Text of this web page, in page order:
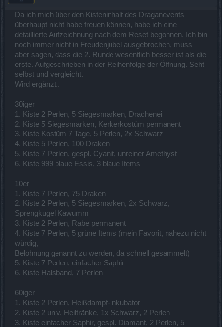
Da ich mich über den Kisteninhalt des Draganevents
überhaupt nicht habe freuen können, habe ich eine
detaillierte Aufzeichnung nach dem Reset begonnen. Ich bin
noch immer nicht in Freudenjubel ausgebrochen, muss
aber sagen, dass die 2. Runde wesentlich besser ist als die
erste. Aufgeschrieben in der Reihenfolge der Öffnung. Seht
selbst und vergleicht.
Wird ergänzt..
30iger
1. Kiste 2 Perlen, 5 Siegesmarken, Drachenei
2. Kiste 5 Siegesmarken, Kerkerkostüm permanent
3. Kiste Kostüm 7 Tage, 5 Perlen, 2x Schwarz
4. Kiste 5 Perlen, 100 Draken
5. Kiste 7 Perlen, gespl. Cyanit, unreiner Amethyst
6. Kiste 999 blaue Essis, 3 blaue Items
10er
1. Kiste 7 Perlen, 75 Draken
2. Kiste 2 Perlen, 5 Siegesmarken, 2x Schwarz,
Sprengkugel Kawumm
3. Kiste 2 Perlen, Rabe permanent
4. Kiste 7 Perlen, 5 grüne Items (mein Favorit, nahezu nicht
würdig,
Belohnung genannt zu werden, da schnell gesammelt)
5. Kiste 7 Perlen, einfacher Saphir
6. Kiste Halsband, 7 Perlen
60iger
1. Kiste 2 Perlen, Heißdampf-Inkubator
2. Kiste 2 univ. Heiltränke, 1x Schwarz, 2 Perlen
3. Kiste einfacher Saphir, gespl. Diamant, 2 Perlen, 5